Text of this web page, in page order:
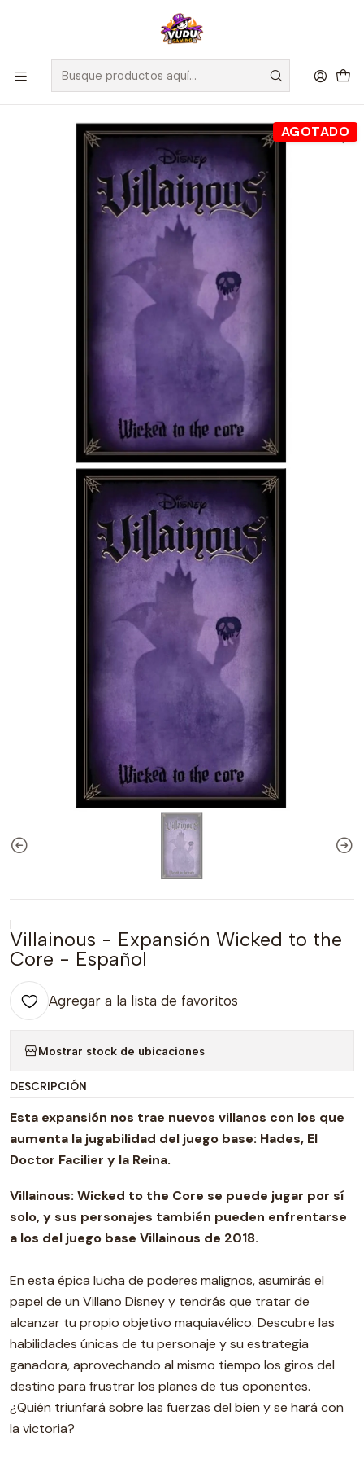
🚀 ¡Despachamos a todo Chile! Envío GRATIS a Regiones sobre
$100.000 y a RM sobre $35.000
Inicio Juegos de Mesa Editorial Maldito Games
Villainous - Expansión Wicked to the Core - Español
AGOTADO
|
Villainous - Expansión Wicked to the
Core - Español
Agregar a la lista de favoritos
Mostrar stock de ubicaciones
DESCRIPCIÓN
Esta expansión nos trae nuevos villanos con los que
aumenta la jugabilidad del juego base: Hades, El
Doctor Facilier y la Reina.
Villainous: Wicked to the Core se puede jugar por sí
solo, y sus personajes también pueden enfrentarse
a los del juego base Villainous de 2018.
En esta épica lucha de poderes malignos, asumirás el
papel de un Villano Disney y tendrás que tratar de
alcanzar tu propio objetivo maquiavélico. Descubre las
habilidades únicas de tu personaje y su estrategia
ganadora, aprovechando al mismo tiempo los giros del
destino para frustrar los planes de tus oponentes.
¿Quién triunfará sobre las fuerzas del bien y se hará con
la victoria?